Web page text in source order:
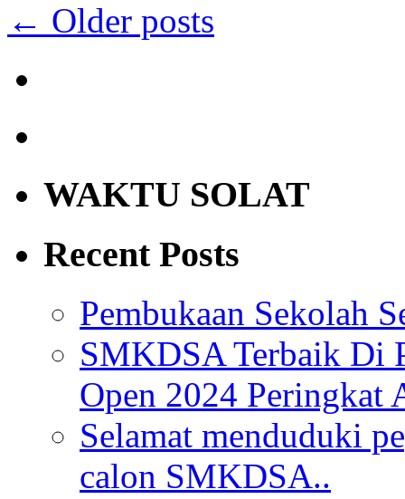
← Older posts
WAKTU SOLAT
Recent Posts
Pembukaan Sekolah
SMKDSA Terbaik Di
Open 2024 Peringkat
Selamat menduduki
calon SMKDSA..